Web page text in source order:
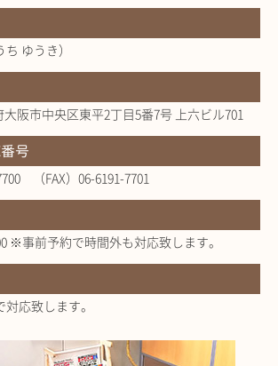
ゆうき）
大阪市中央区東平2丁目5番7号 上六ビル701
号
（FAX）06-6191-7701
※事前予約で時間外も対応致します。
応致します。